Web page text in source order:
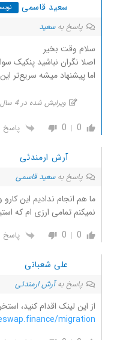
سعید قاسمی
پاسخ بهسعید
سلام وقت بخیر
اصلا نگران نباشید پنکیک
اما پیشنهاد میشه سریع‌تر
ویرایش شده در 4 سال قبل
0
0 پاسخ
آرش ارمندئی
پاسخ بهسعید قاسمی
ما هم انجام ندادیم این
نمیکنم تمامی ارزی ام که
0
0 پاسخ
علی شعبانی
پاسخ بهآرش ارمندئی
از این لینک اقدام کنید،
migration